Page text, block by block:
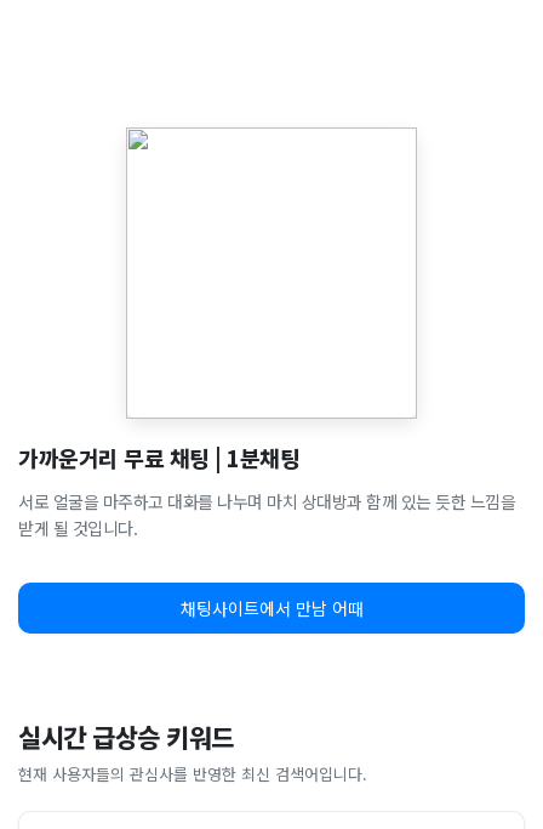
가까운거리 무료 채팅 | 1분채팅
서로 얼굴을 마주하고 대화를 나누며 마치 상대방과 함께 있는 듯한 느낌을
받게 될 것입니다.
채팅사이트에서 만남 어때
실시간 급상승 키워드
현재 사용자들의 관심사를 반영한 최신 검색어입니다.